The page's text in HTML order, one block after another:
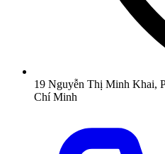
19 Nguyễn Thị Minh Khai,
Chí Minh